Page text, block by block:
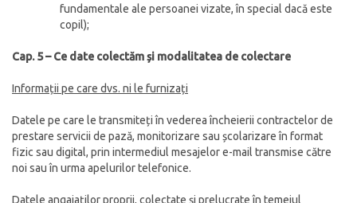
fundamentale ale persoanei vizate, în special dacă este
copil);
Cap. 5 – Ce date colectăm și modalitatea de colectare
Informații pe care dvs. ni le furnizați
Datele pe care le transmiteți în vederea încheierii contractelor de
prestare servicii de pază, monitorizare sau școlarizare în format
fizic sau digital, prin intermediul mesajelor e-mail transmise către
noi sau în urma apelurilor telefonice.
Datele angajaților proprii, colectate și prelucrate în temeiul